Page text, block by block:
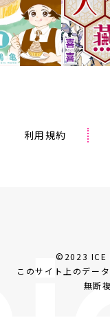
利用規約
©2023 ICE
このサイト上のデー
無断